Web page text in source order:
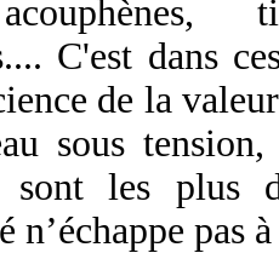
C'est dans
de la
sous
sont les plus
n’échappe pas